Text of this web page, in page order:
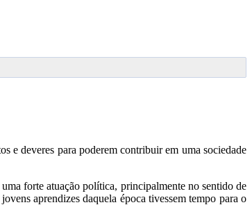
e deveres para poderem contribuir em uma sociedade
forte atuação política, principalmente no sentido de
aprendizes daquela época tivessem tempo para o